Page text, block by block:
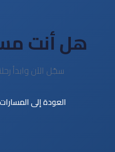
هل أنت
سجّل الآن وابدأ
العودة إلى المسارات